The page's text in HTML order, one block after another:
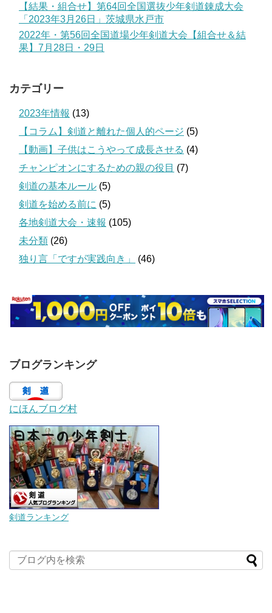
【結果・組合せ】第64回全国選抜少年剣道錬成大会
「2023年3月26日」茨城県水戸市
2022年・第56回全国道場少年剣道大会【組合せ＆結
果】7月28日・29日
カテゴリー
2023年情報 (13)
【コラム】剣道と離れた個人的ページ (5)
【動画】子供はこうやって成長させる (4)
チャンピオンにするための親の役目 (7)
剣道の基本ルール (5)
剣道を始める前に (5)
各地剣道大会・速報 (105)
未分類 (26)
独り言「ですが実践向き」
(46)
ブログランキング
にほんブログ村
剣道ランキング